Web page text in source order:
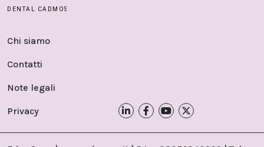
Chi siamo
Contatti
Note legali
Privacy